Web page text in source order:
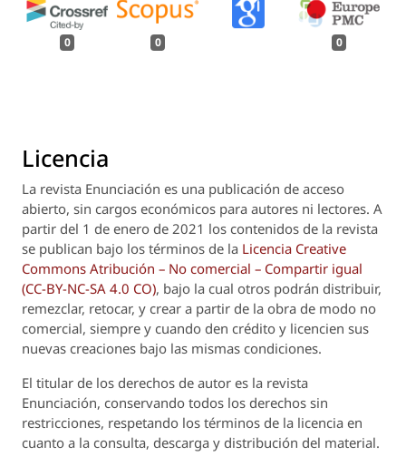
0 0 0
Licencia
La revista Enunciación es una publicación de acceso
abierto, sin cargos económicos para autores ni lectores. A
partir del 1 de enero de 2021 los contenidos de la revista
se publican bajo los términos de la Licencia Creative
Commons Atribución – No comercial – Compartir igual
(CC-BY-NC-SA 4.0 CO), bajo la cual otros podrán distribuir,
remezclar, retocar, y crear a partir de la obra de modo no
comercial, siempre y cuando den crédito y licencien sus
nuevas creaciones bajo las mismas condiciones.
El titular de los derechos de autor es la revista
Enunciación, conservando todos los derechos sin
restricciones, respetando los términos de la licencia en
cuanto a la consulta, descarga y distribución del material.